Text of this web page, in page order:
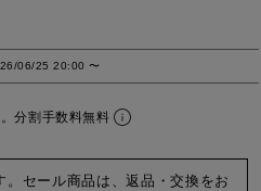
06/25 20:00〜
分割手数料無料
セール商品は、返品・交換をお